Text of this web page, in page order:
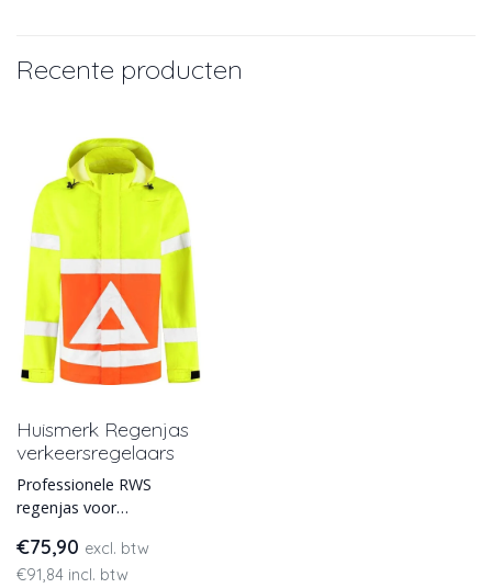
Recente producten
Huismerk Regenjas
verkeersregelaars
Professionele RWS
regenjas voor
opvallend geel en oranje.
Wind- en waterdichte
€75,90 excl. btw
€91,84 incl. btw